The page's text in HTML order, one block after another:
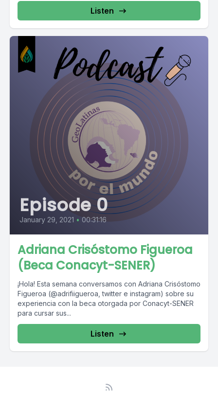
Listen
Episode 0
January 29, 2021 • 00:31:16
Adriana Crisóstomo Figueroa
(Beca Conacyt-SENER)
¡Hola! Esta semana conversamos con Adriana Crisóstomo
Figueroa (@adrifiigueroa, twitter e instagram) sobre su
experiencia con la beca otorgada por Conacyt-SENER
para cursar sus...
Listen